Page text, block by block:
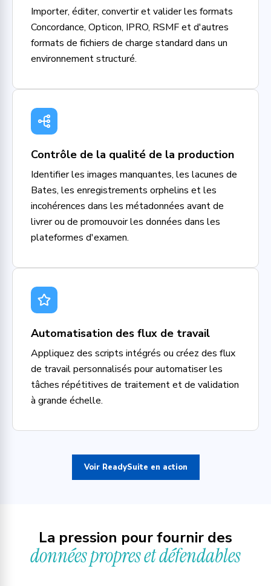
Importer, éditer, convertir et valider les formats
Concordance, Opticon, IPRO, RSMF et d'autres
formats de fichiers de charge standard dans un
environnement structuré.
Contrôle de la qualité de la production
Identifier les images manquantes, les lacunes de
Bates, les enregistrements orphelins et les
incohérences dans les métadonnées avant de
livrer ou de promouvoir les données dans les
plateformes d'examen.
Automatisation des flux de travail
Appliquez des scripts intégrés ou créez des flux
de travail personnalisés pour automatiser les
tâches répétitives de traitement et de validation
à grande échelle.
Voir ReadySuite en action
La pression pour fournir des
données propres et défendables